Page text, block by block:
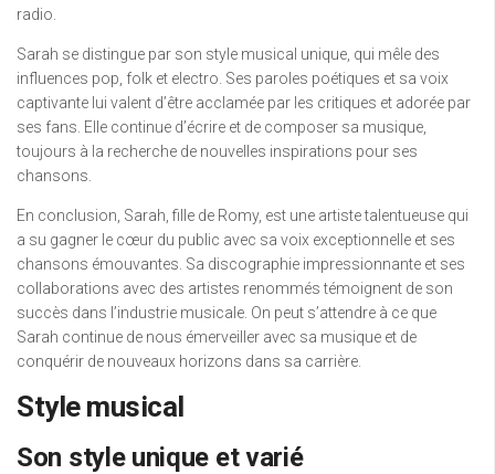
radio.
Sarah se distingue par son style musical unique, qui mêle des
influences pop, folk et electro. Ses paroles poétiques et sa voix
captivante lui valent d’être acclamée par les critiques et adorée par
ses fans. Elle continue d’écrire et de composer sa musique,
toujours à la recherche de nouvelles inspirations pour ses
chansons.
En conclusion, Sarah, fille de Romy, est une artiste talentueuse qui
a su gagner le cœur du public avec sa voix exceptionnelle et ses
chansons émouvantes. Sa discographie impressionnante et ses
collaborations avec des artistes renommés témoignent de son
succès dans l’industrie musicale. On peut s’attendre à ce que
Sarah continue de nous émerveiller avec sa musique et de
conquérir de nouveaux horizons dans sa carrière.
Style musical
Son style unique et varié